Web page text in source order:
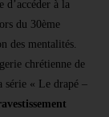
d’accéder à la
du 30ème
des mentalités.
chrétienne de
série « Le drapé –